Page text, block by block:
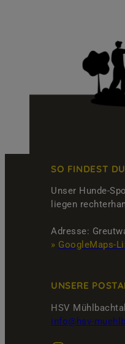
SO FINDEST
Unser Hunde-
liegen
Adresse:
» GoogleMaps-
UNSERE
HSV
info@hsv-